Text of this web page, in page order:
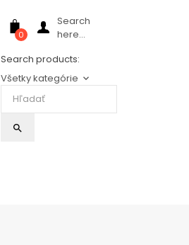
0
Search
here...
Search products:
Všetky kategórie keyboard_arrow_down
search